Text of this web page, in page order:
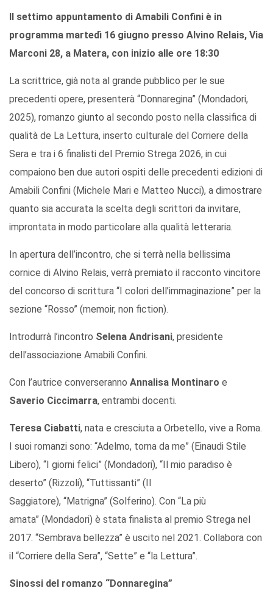
Il settimo appuntamento di Amabili Confini è in
programma martedì 16 giugno presso Alvino Relais, Via
Marconi 28, a Matera, con inizio alle ore 18:30
La scrittrice, già nota al grande pubblico per le sue
precedenti opere, presenterà “Donnaregina” (Mondadori,
2025), romanzo giunto al secondo posto nella classifica di
qualità de La Lettura, inserto culturale del Corriere della
Sera e tra i 6 finalisti del Premio Strega 2026, in cui
compaiono ben due autori ospiti delle precedenti edizioni di
Amabili Confini (Michele Mari e Matteo Nucci), a dimostrare
quanto sia accurata la scelta degli scrittori da invitare,
improntata in modo particolare alla qualità letteraria.
In apertura dell’incontro, che si terrà nella bellissima
cornice di Alvino Relais, verrà premiato il racconto vincitore
del concorso di scrittura “I colori dell’immaginazione” per la
sezione “Rosso” (memoir, non fiction).
Introdurrà l’incontro Selena Andrisani, presidente
dell’associazione Amabili Confini.
Con l’autrice converseranno Annalisa Montinaro e
Saverio Ciccimarra, entrambi docenti.
Teresa Ciabatti, nata e cresciuta a Orbetello, vive a Roma.
I suoi romanzi sono: “Adelmo, torna da me” (Einaudi Stile
Libero), “I giorni felici” (Mondadori), “Il mio paradiso è
deserto” (Rizzoli), “Tuttissanti” (Il
Saggiatore), “Matrigna” (Solferino). Con “La più
amata” (Mondadori) è stata finalista al premio Strega nel
2017. “Sembrava bellezza” è uscito nel 2021. Collabora con
il “Corriere della Sera”, “Sette” e “la Lettura”.
Sinossi del romanzo “Donnaregina”